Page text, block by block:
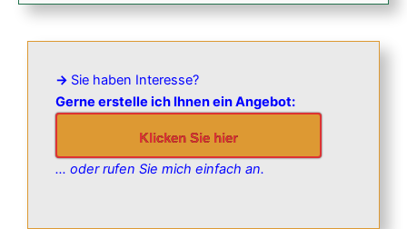
→ Sie haben Interesse?
Gerne erstelle ich Ihnen ein Angebot:
Klicken Sie hier
… oder rufen Sie mich einfach an.